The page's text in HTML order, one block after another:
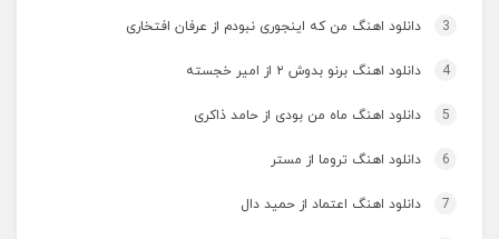
3 دانلود اهنگ من که اینجوری نبودم از عرفان افتخاری
4 دانلود اهنگ برنو بدوش ۲ از امیر خجسته
5 دانلود اهنگ ماه من بودی از حامد ذاکری
6 دانلود اهنگ تروما از مستر
7 دانلود اهنگ اعتماد از حمید دال